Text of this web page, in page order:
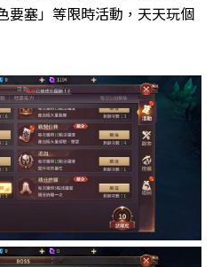
要塞」等限時活動，天天玩個